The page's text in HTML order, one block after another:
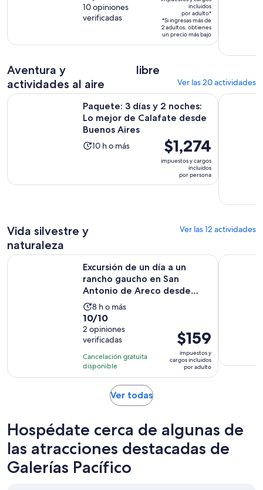
dura
15
y
de
10
10
10 opiniones
verificadas
es
de
$550.
por
incluidos
por adulto*
*Si ingresas más de
2 adultos, obtienes
un precio más bajo
Aventura y
actividades al aire
libre
Ver las 20 actividades
Paquete: 3 días y 2 noches:
Lo mejor de Calafate desde
Buenos Aires
La
10
10 h o más
El
precio
es
$1,274
impuestos y cargos
incluidos
por persona
Paquete: 3 días y 2 noches: Lo mejor de Calafate desde
Recoleta
Vida silvestre y
naturaleza
Ver las 12 actividades
Excursión de un día a un
rancho gaucho en San
Antonio de Areco desde
Buenos...
La
actividad
dura
8
horas
8 h o más
10.0
de
10
con
2
opiniones
10/10
2 opiniones
verificadas
Cancelación gratuita
disponible
El
precio
es
de
$159
impuestos y
cargos incluidos
por adulto
Excursión de un día a un rancho gaucho en San Antonio de
Día de
Ver todasSe
una
nueva
pestaña
Hospédate cerca de algunas de
las atracciones destacadas de
Galerías Pacífico